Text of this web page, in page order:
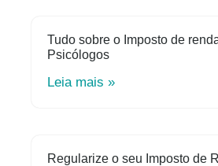
Tudo sobre o Imposto de
Psicólogos
Leia mais »
Regularize o seu Imposto de